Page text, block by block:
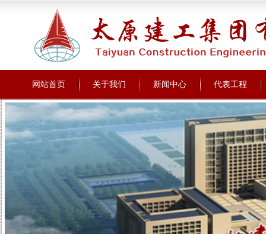
网站首页 关于我们 新闻中心 代表工程